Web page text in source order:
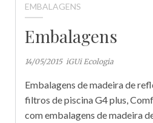
EMBALAGENS
Embalagens
14/05/2015 iGUi Ecologia
Embalagens de madeira de
filtros de piscina G4 plus,
com embalagens de madeira